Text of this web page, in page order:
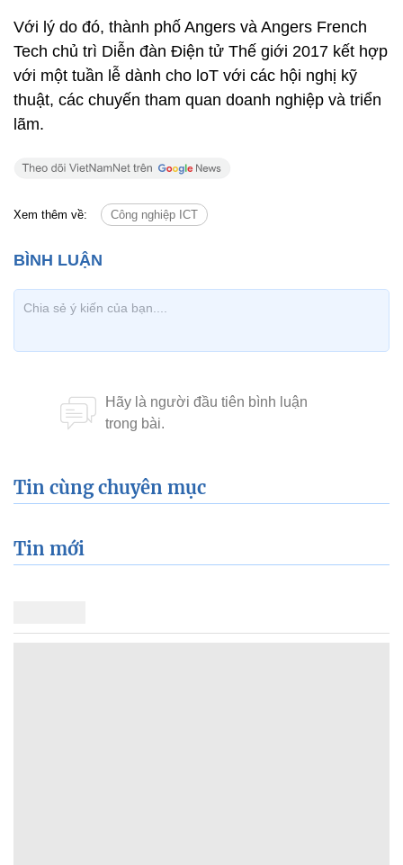
Với lý do đó, thành phố Angers và Angers French
Tech chủ trì Diễn đàn Điện tử Thế giới 2017 kết hợp
với một tuần lễ dành cho loT với các hội nghị kỹ
thuật, các chuyến tham quan doanh nghiệp và triển
lãm.
Xem thêm về: Công nghiệp ICT
Tin cùng chuyên mục
Tin mới